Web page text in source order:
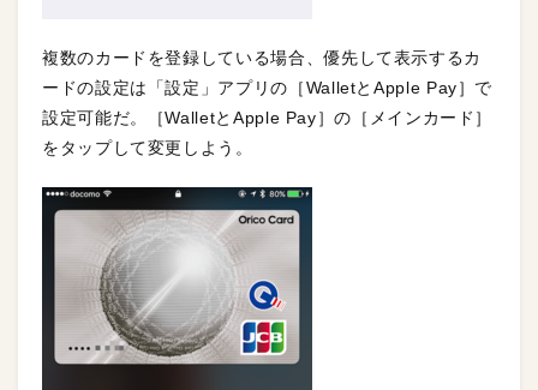
複数のカードを登録している場合、優先して表示するカ
ードの設定は「設定」アプリの［WalletとApple Pay］で
設定可能だ。［WalletとApple Pay］の［メインカード］
をタップして変更しよう。